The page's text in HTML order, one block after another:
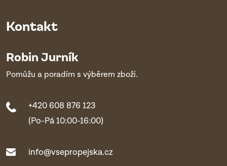
Kontakt
Robin Jurník
Pomůžu a poradím s výběrem zboží.
+420 608 876 123
(Po-Pá 10:00-16:00)
info@vsepropejska.cz